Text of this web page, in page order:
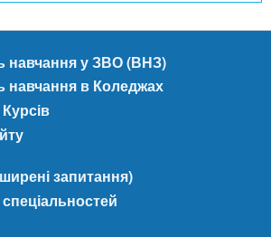
навчання у ЗВО (ВНЗ)
навчання в Коледжах
запитання)